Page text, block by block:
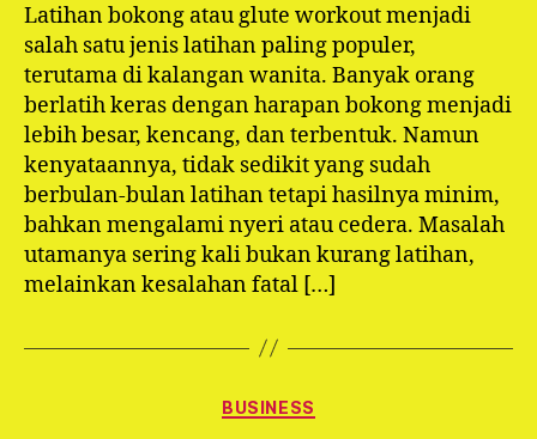
Latihan bokong atau glute workout menjadi
salah satu jenis latihan paling populer,
terutama di kalangan wanita. Banyak orang
berlatih keras dengan harapan bokong menjadi
lebih besar, kencang, dan terbentuk. Namun
kenyataannya, tidak sedikit yang sudah
berbulan-bulan latihan tetapi hasilnya minim,
bahkan mengalami nyeri atau cedera. Masalah
utamanya sering kali bukan kurang latihan,
melainkan kesalahan fatal […]
Categories
BUSINESS